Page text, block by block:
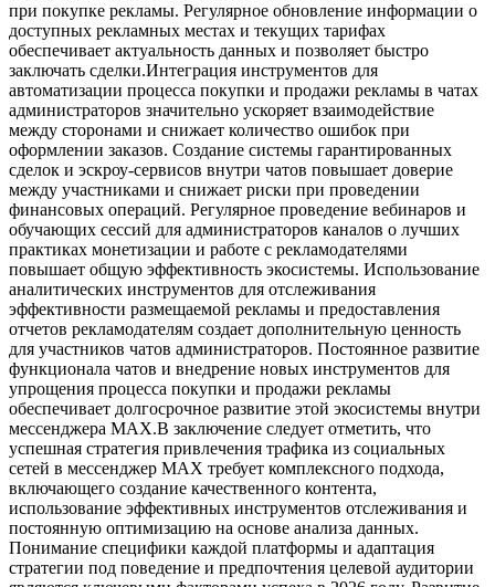
при покупке рекламы. Регулярное обновление информации о
доступных рекламных местах и текущих тарифах
обеспечивает актуальность данных и позволяет быстро
заключать сделки.Интеграция инструментов для
автоматизации процесса покупки и продажи рекламы в чатах
администраторов значительно ускоряет взаимодействие
между сторонами и снижает количество ошибок при
оформлении заказов. Создание системы гарантированных
сделок и эскроу-сервисов внутри чатов повышает доверие
между участниками и снижает риски при проведении
финансовых операций. Регулярное проведение вебинаров и
обучающих сессий для администраторов каналов о лучших
практиках монетизации и работе с рекламодателями
повышает общую эффективность экосистемы. Использование
аналитических инструментов для отслеживания
эффективности размещаемой рекламы и предоставления
отчетов рекламодателям создает дополнительную ценность
для участников чатов администраторов. Постоянное развитие
функционала чатов и внедрение новых инструментов для
упрощения процесса покупки и продажи рекламы
обеспечивает долгосрочное развитие этой экосистемы внутри
мессенджера MAX.В заключение следует отметить, что
успешная стратегия привлечения трафика из социальных
сетей в мессенджер MAX требует комплексного подхода,
включающего создание качественного контента,
использование эффективных инструментов отслеживания и
постоянную оптимизацию на основе анализа данных.
Понимание специфики каждой платформы и адаптация
стратегии под поведение и предпочтения целевой аудитории